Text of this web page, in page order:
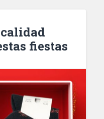
fiestas